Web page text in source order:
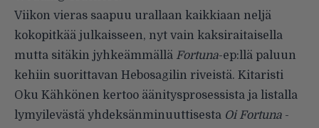
Viikon vieras saapuu urallaan kaikkiaan neljä
kokopitkää julkaisseen, nyt vain kaksiraitaisella
mutta sitäkin jyhkeämmällä Fortuna-ep:llä paluun
kehiin suorittavan Hebosagilin riveistä. Kitaristi
Oku Kähkönen kertoo äänitysprosessista ja listalla
lymyilevästä yhdeksänminuuttisesta Oi Fortuna -